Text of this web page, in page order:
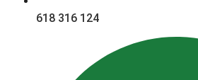
618 316 124